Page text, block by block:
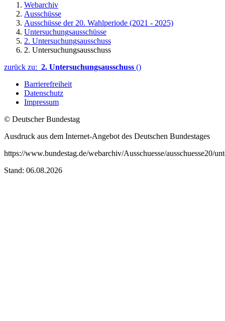
Webarchiv
Ausschüsse
Ausschüsse der 20. Wahlperiode (2021 - 2025)
Untersuchungsausschüsse
2. Untersuchungsausschuss
2. Untersuchungsausschuss
zurück zu: 2. Untersuchungsausschuss ()
Barrierefreiheit
Datenschutz
Impressum
© Deutscher Bundestag
Ausdruck aus dem Internet-Angebot des Deutschen Bundestages
https://www.bundestag.de/webarchiv/Ausschuesse/ausschuesse20/
Stand: 06.08.2026